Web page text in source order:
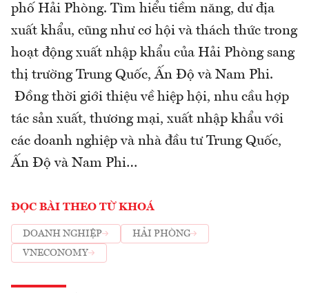
phố Hải Phòng. Tìm hiểu tiềm năng, dư địa
xuất khẩu, cũng như cơ hội và thách thức trong
hoạt động xuất nhập khẩu của Hải Phòng sang
thị trường Trung Quốc, Ấn Độ và Nam Phi.
Đồng thời giới thiệu về hiệp hội, nhu cầu hợp
tác sản xuất, thương mại, xuất nhập khẩu với
các doanh nghiệp và nhà đầu tư Trung Quốc,
Ấn Độ và Nam Phi…
ĐỌC BÀI THEO TỪ KHOÁ
DOANH NGHIỆP
HẢI PHÒNG
VNECONOMY